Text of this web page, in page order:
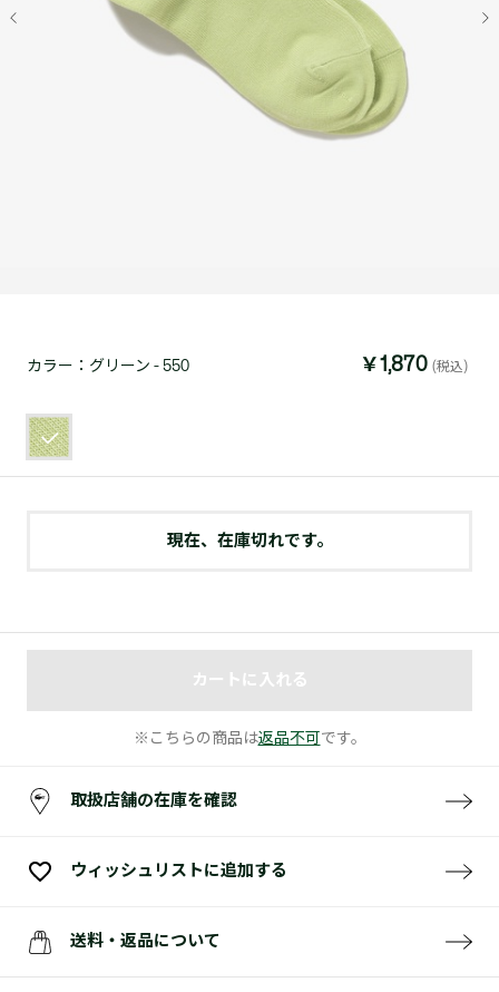
カラー： グリーン - 550 ￥1,870 (税込)
現在、在庫切れです。
カートに入れる
※こちらの商品は返品不可 です。
取扱店舗の在庫を確認
ウィッシュリストに追加する
送料・返品について